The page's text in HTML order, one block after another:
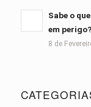
Sabe o
em perigo?
8 de